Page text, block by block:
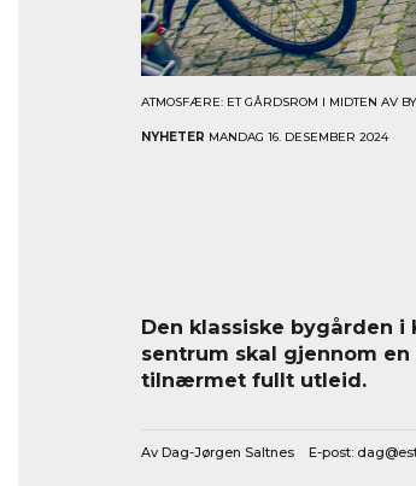
ATMOSFÆRE: ET GÅRDSROM I MIDTEN AV
NYHETER MANDAG 16. DESEMBER 2024
Den klassiske bygården i
sentrum skal gjennom
tilnærmet fullt utleid.
Av Dag-Jørgen Saltnes E-post: